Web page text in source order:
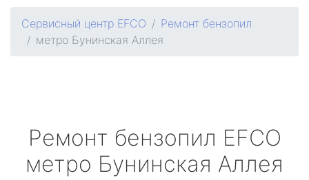
Сервисный центр EFCO
Ремонт бензопил
метро Бунинская Аллея
Ремонт бензопил EFCO
метро Бунинская Аллея